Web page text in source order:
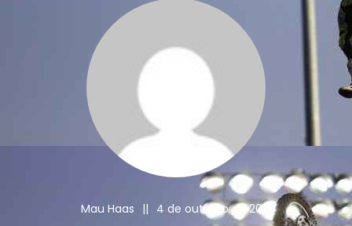
Mau Haas || 4 de outubro de 2013